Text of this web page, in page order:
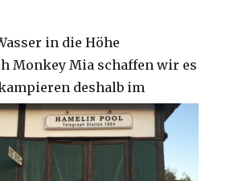
in die Höhe
Monkey Mia schaffen wir es
deshalb im